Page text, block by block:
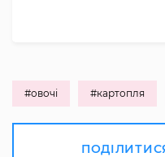
#овочі #картопля